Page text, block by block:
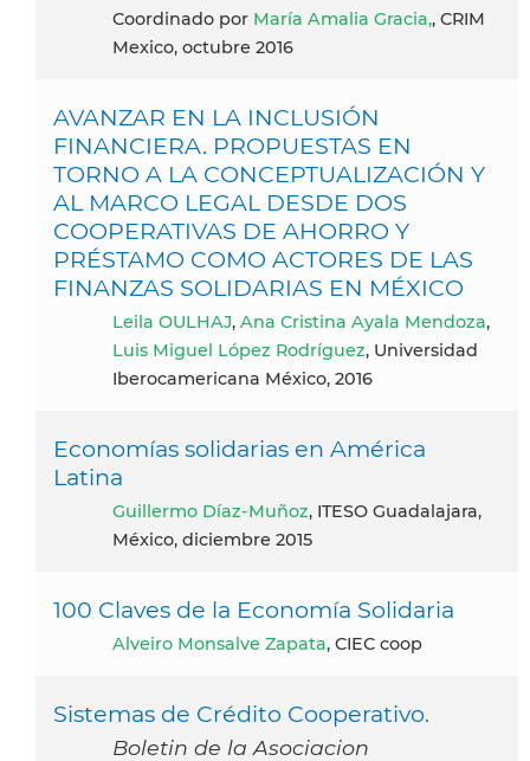
coordinado por María Amalia Gracia,, CRIM
Mexico, octubre 2016
AVANZAR EN LA INCLUSIÓN
FINANCIERA. PROPUESTAS EN
TORNO A LA CONCEPTUALIZACIÓN Y
AL MARCO LEGAL DESDE DOS
COOPERATIVAS DE AHORRO Y
PRÉSTAMO COMO ACTORES DE LAS
FINANZAS SOLIDARIAS EN MÉXICO
Leila OULHAJ, Ana Cristina Ayala Mendoza,
Luis Miguel López Rodríguez, Universidad
Iberocamericana México, 2016
Economías solidarias en América
Latina
Guillermo Díaz-Muñoz, ITESO Guadalajara,
México, diciembre 2015
100 Claves de la Economía Solidaria
Alveiro Monsalve Zapata, CIEC coop
Sistemas de Crédito Cooperativo.
Boletin de la Asociacion